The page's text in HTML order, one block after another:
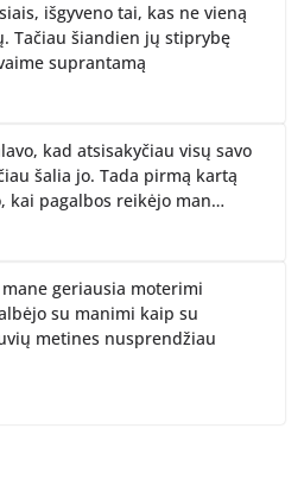
išgyveno tai, kas ne vieną
Tačiau šiandien jų stiprybę
suprantamą
kad atsisakyčiau visų savo
šalia jo. Tada pirmą kartą
kai pagalbos reikėjo man…
geriausia moterimi
su manimi kaip su
metines nusprendžiau